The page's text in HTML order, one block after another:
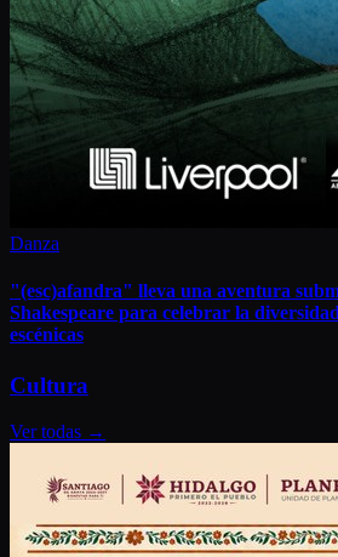
Danza
"(esc)afandra" lleva una aventura
Shakespeare para celebrar la
escénicas
Cultura
Ver todas →